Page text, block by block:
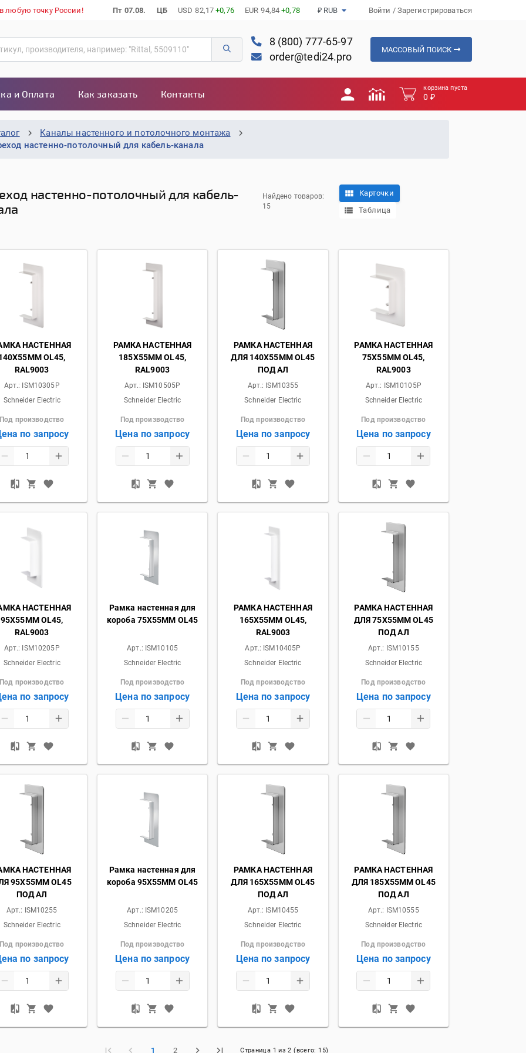
любую точку России! Пт 07.08. ЦБ USD 82,17 +0,76 EUR 94,84 +0,78 ₽ RUB Войти / Зарегистрироваться
8 (800) 777-65-97
order@tedi24.pro
МАССОВЫЙ ПОИСК
и Оплата Как заказать Контакты
корзина пуста
0 ₽
Каналы настенного и потолочного монтажа
настенно-потолочный для кабель-канала
настенно-потолочный для кабель-
Найдено товаров:
15
Карточки
Таблица
НАСТЕННАЯ
OL45,
RAL9003
Арт.: ISM10305P
Schneider Electric
Под производство
по запросу
РАМКА НАСТЕННАЯ
185Х55ММ OL45,
RAL9003
Арт.: ISM10505P
Schneider Electric
Под производство
Цена по запросу
РАМКА НАСТЕННАЯ
ДЛЯ 140Х55ММ OL45
ПОД АЛ
Арт.: ISM10355
Schneider Electric
Под производство
Цена по запросу
РАМКА НАСТЕННАЯ
75Х55ММ OL45,
RAL9003
Арт.: ISM10105P
Schneider Electric
Под производство
Цена по запросу
НАСТЕННАЯ
95Х55ММ OL45,
RAL9003
Арт.: ISM10205P
Schneider Electric
Под производство
по запросу
Рамка настенная для
короба 75Х55ММ OL45
Арт.: ISM10105
Schneider Electric
Под производство
Цена по запросу
РАМКА НАСТЕННАЯ
165Х55ММ OL45,
RAL9003
Арт.: ISM10405P
Schneider Electric
Под производство
Цена по запросу
РАМКА НАСТЕННАЯ
ДЛЯ 75Х55ММ OL45
ПОД АЛ
Арт.: ISM10155
Schneider Electric
Под производство
Цена по запросу
НАСТЕННАЯ
95Х55ММ OL45
ПОД АЛ
Арт.: ISM10255
Schneider Electric
Под производство
по запросу
Рамка настенная для
короба 95Х55ММ OL45
Арт.: ISM10205
Schneider Electric
Под производство
Цена по запросу
РАМКА НАСТЕННАЯ
ДЛЯ 165Х55ММ OL45
ПОД АЛ
Арт.: ISM10455
Schneider Electric
Под производство
Цена по запросу
РАМКА НАСТЕННАЯ
ДЛЯ 185Х55ММ OL45
ПОД АЛ
Арт.: ISM10555
Schneider Electric
Под производство
Цена по запросу
1 2 Страница 1 из2 (всего: 15)